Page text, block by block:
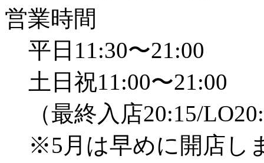
営業時間
平日11:30〜21:00
土日祝11:00〜21:00
（最終入店20:15/
※5月は早めに開店し